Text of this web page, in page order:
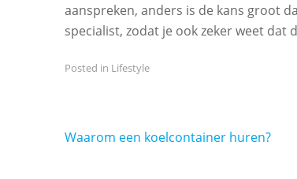
aanspreken, anders is de kans groot
specialist, zodat je ook zeker weet
Posted in Lifestyle
Bericht
Waarom een koelcontainer huren?